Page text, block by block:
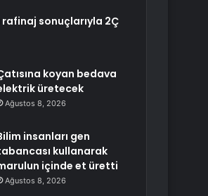
sonuçlarıyla 2Ç
koyan bedava
üretecek
Ağustos 8, 2026
insanları gen
kullanarak
içinde et üretti
Ağustos 8, 2026